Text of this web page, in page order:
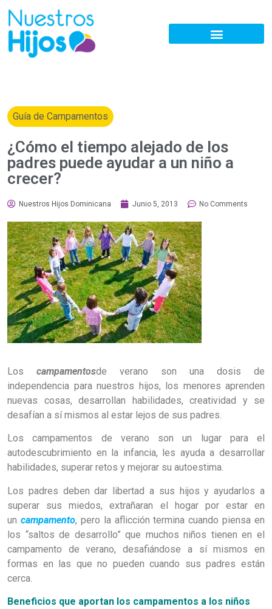
Guía de Campamentos
¿Cómo el tiempo alejado de los
padres puede ayudar a un niño a
crecer?
Nuestros Hijos Dominicana Junio 5, 2013 No Comments
Los campamentosde verano son una dosis de
independencia para nuestros hijos, los menores aprenden
nuevas cosas, desarrollan habilidades, creatividad y se
desafían a sí mismos al estar lejos de sus padres.
Los campamentos de verano son un lugar para el
autodescubrimiento en la infancia, les ayuda a desarrollar
habilidades, superar retos y mejorar su autoestima.
Los padres deben dar libertad a sus hijos y ayudarlos a
superar sus miedos, extrañaran el hogar por estar en
un campamento, pero la aflicción termina cuando piensa en
los “saltos de desarrollo” que muchos niños tienen en el
campamento de verano, desafiándose a sí mismos en
formas en las que no pueden cuando sus padres están
cerca.
Beneficios que aportan los campamentos a los niños